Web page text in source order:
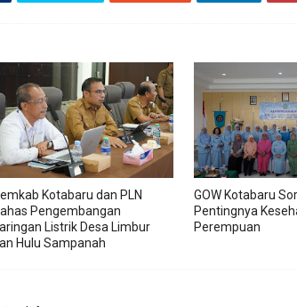
Kotabaru dan PLN
Pengembangan
Listrik Desa Limbur
Hulu Sampanah
GOW Kotabaru
Pentingnya
Perempuan